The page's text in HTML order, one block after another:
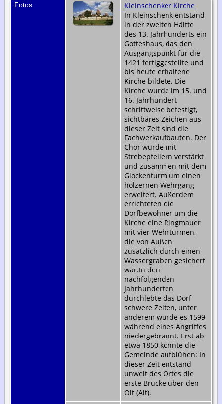
Fotos
Kleinschenker Kirche
In Kleinschenk entstand
in der zweiten Hälfte
des 13. Jahrhunderts ein
Gotteshaus, das den
Ausgangspunkt für die
1421 fertiggestellte und
bis heute erhaltene
Kirche bildete. Die
Kirche wurde im 15. und
16. Jahrhundert
schrittweise befestigt,
sichtbares Zeichen aus
dieser Zeit sind die
Fachwerkaufbauten. Der
Chor wurde mit
Strebepfeilern verstärkt
und zusammen mit dem
Glockenturm um einen
hölzernen Wehrgang
erweitert. Außerdem
errichteten die
Dorfbewohner um die
Kirche eine Ringmauer
mit vier Wehrtürmen,
die von Außen
zusätzlich durch einen
Wassergraben gesichert
war.In den
nachfolgenden
Jahrhunderten
durchlebte das Dorf
schwere Zeiten, unter
anderem wurde es 1599
während eines Angriffes
niedergebrannt. Erst ab
etwa 1850 konnte die
Gemeinde aufblühen: In
dieser Zeit entstand
unweit des Ortes die
erste Brücke über den
Olt (Alt).